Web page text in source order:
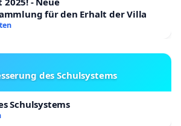
für den Erhalt der Villa
des Schulsystems
Schulsystems